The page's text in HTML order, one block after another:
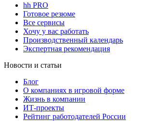
hh PRO
Готовое резюме
Все сервисы
Хочу у вас работать
Производственный календарь
Экспертная рекомендация
Новости и статьи
Блог
О компаниях в игровой форме
Жизнь в компании
ИТ-проекты
Рейтинг работодателей России